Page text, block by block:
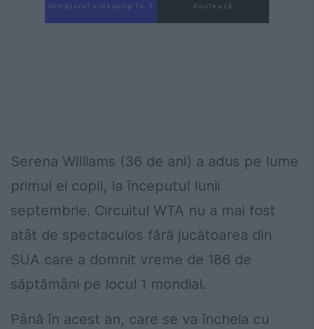
Următorul videoclip în 4 Anulează
Serena Williams (36 de ani) a adus pe lume
primul ei copil, la începutul lunii
septembrie. Circuitul WTA nu a mai fost
atât de spectaculos fără jucătoarea din
SUA care a domnit vreme de 186 de
săptămâni pe locul 1 mondial.
Până în acest an, care se va încheia cu